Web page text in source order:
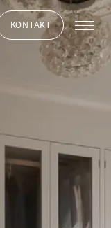
KONTAKT